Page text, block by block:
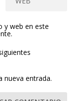
y web en este
nueva entrada.